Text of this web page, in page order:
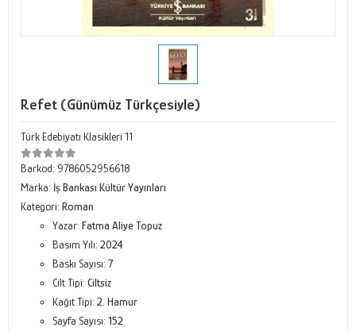
Refet (Günümüz Türkçesiyle)
Türk Edebiyatı Klasikleri 11
Barkod: 9786052956618
Marka: İş Bankası Kültür Yayınları
Kategori: Roman
Yazar: Fatma Aliye Topuz
Basım Yılı: 2024
Baskı Sayısı: 7
Cilt Tipi: Ciltsiz
Kağıt Tipi: 2. Hamur
Sayfa Sayısı: 152